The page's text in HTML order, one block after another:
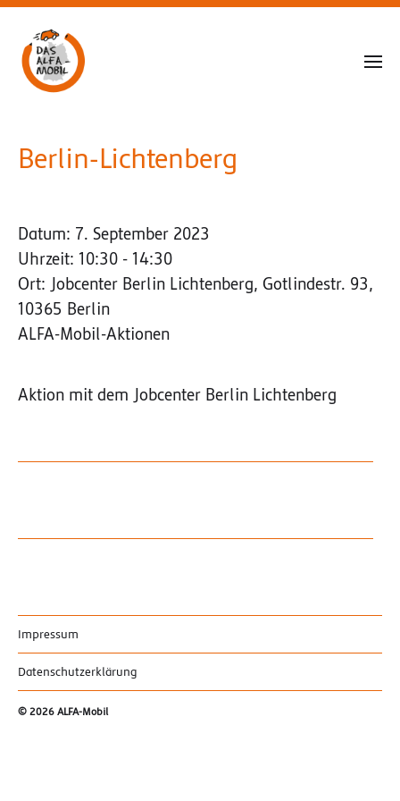
Berlin-Lichtenberg
Datum: 7. September 2023
Uhrzeit: 10:30 - 14:30
Ort: Jobcenter Berlin Lichtenberg, Gotlindestr. 93,
10365 Berlin
ALFA-Mobil-Aktionen
Aktion mit dem Jobcenter Berlin Lichtenberg
Impressum
Datenschutzerklärung
© 2026 ALFA-Mobil